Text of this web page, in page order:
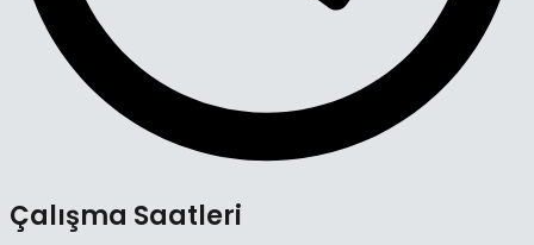
Çalışma Saatleri